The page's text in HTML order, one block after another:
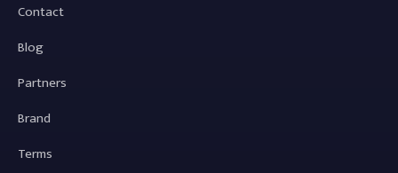
Contact
Blog
Partners
Brand
Terms